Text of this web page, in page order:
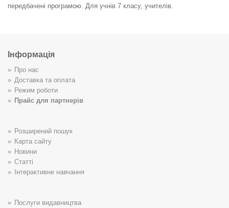
передбачені програмою. Для учнів 7 класу, учителів.
Інформація
Про нас
Доставка та оплата
Режим роботи
Прайс для партнерів
Розширений пошук
Карта сайту
Новини
Статті
Інтерактивне навчання
Послуги видавництва